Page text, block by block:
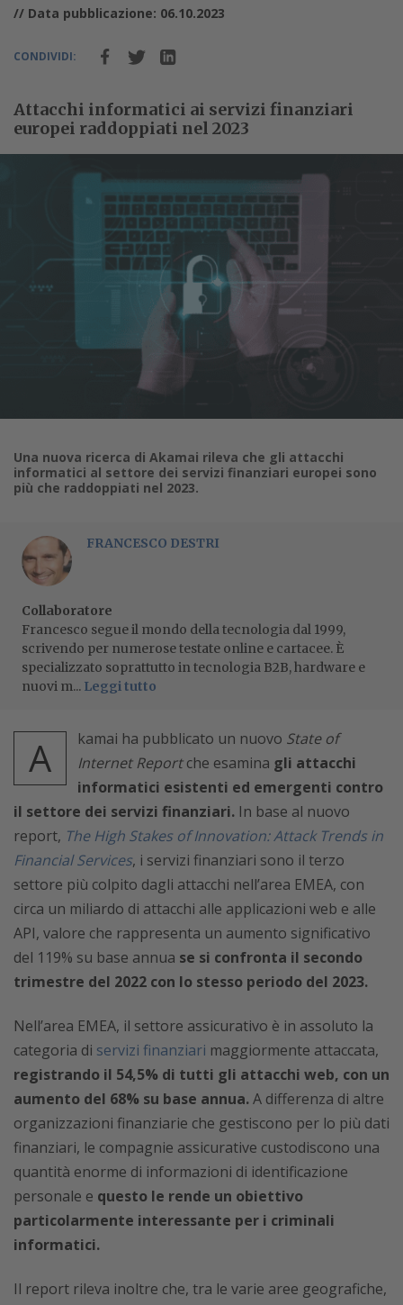
// Data pubblicazione: 06.10.2023
CONDIVIDI:
Attacchi informatici ai servizi finanziari
europei raddoppiati nel 2023
Una nuova ricerca di Akamai rileva che gli attacchi
informatici al settore dei servizi finanziari europei sono
più che raddoppiati nel 2023.
FRANCESCO DESTRI
Collaboratore
Francesco segue il mondo della tecnologia dal 1999,
scrivendo per numerose testate online e cartacee. È
specializzato soprattutto in tecnologia B2B, hardware e
nuovi m... Leggi tutto
A kamai ha pubblicato un nuovo State of
Internet Reportche esamina gli attacchi
informatici esistenti ed emergenti contro
il settore dei servizi finanziari. In base al nuovo
report, The High Stakes of Innovation: Attack Trends in
Financial Services, i servizi finanziari sono il terzo
settore più colpito dagli attacchi nell’area EMEA, con
circa un miliardo di attacchi alle applicazioni web e alle
API, valore che rappresenta un aumento significativo
del 119% su base annua se si confronta il secondo
trimestre del 2022 con lo stesso periodo del 2023.
Nell’area EMEA, il settore assicurativo è in assoluto la
categoria di servizi finanziari maggiormente attaccata,
registrando il 54,5% di tutti gli attacchi web, con un
aumento del 68% su base annua.A differenza di altre
organizzazioni finanziarie che gestiscono per lo più dati
finanziari, le compagnie assicurative custodiscono una
quantità enorme di informazioni di identificazione
personale e questo le rende un obiettivo
particolarmente interessante per i criminali
informatici.
Il report rileva inoltre che, tra le varie aree geografiche,